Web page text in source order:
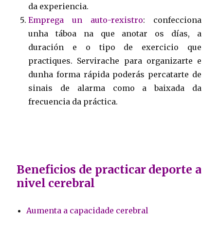
da experiencia.
Emprega un auto-rexistro: confecciona
unha táboa na que anotar os días, a
duración e o tipo de exercicio que
practiques. Servirache para organizarte e
dunha forma rápida poderás percatarte de
sinais de alarma como a baixada da
frecuencia da práctica.
Beneficios de practicar deporte a
nivel cerebral
Aumenta a capacidade cerebral